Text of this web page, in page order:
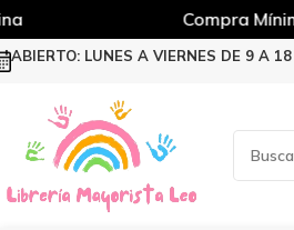
ABIERTO: LUNES A VIERNES DE 9 A
Compra